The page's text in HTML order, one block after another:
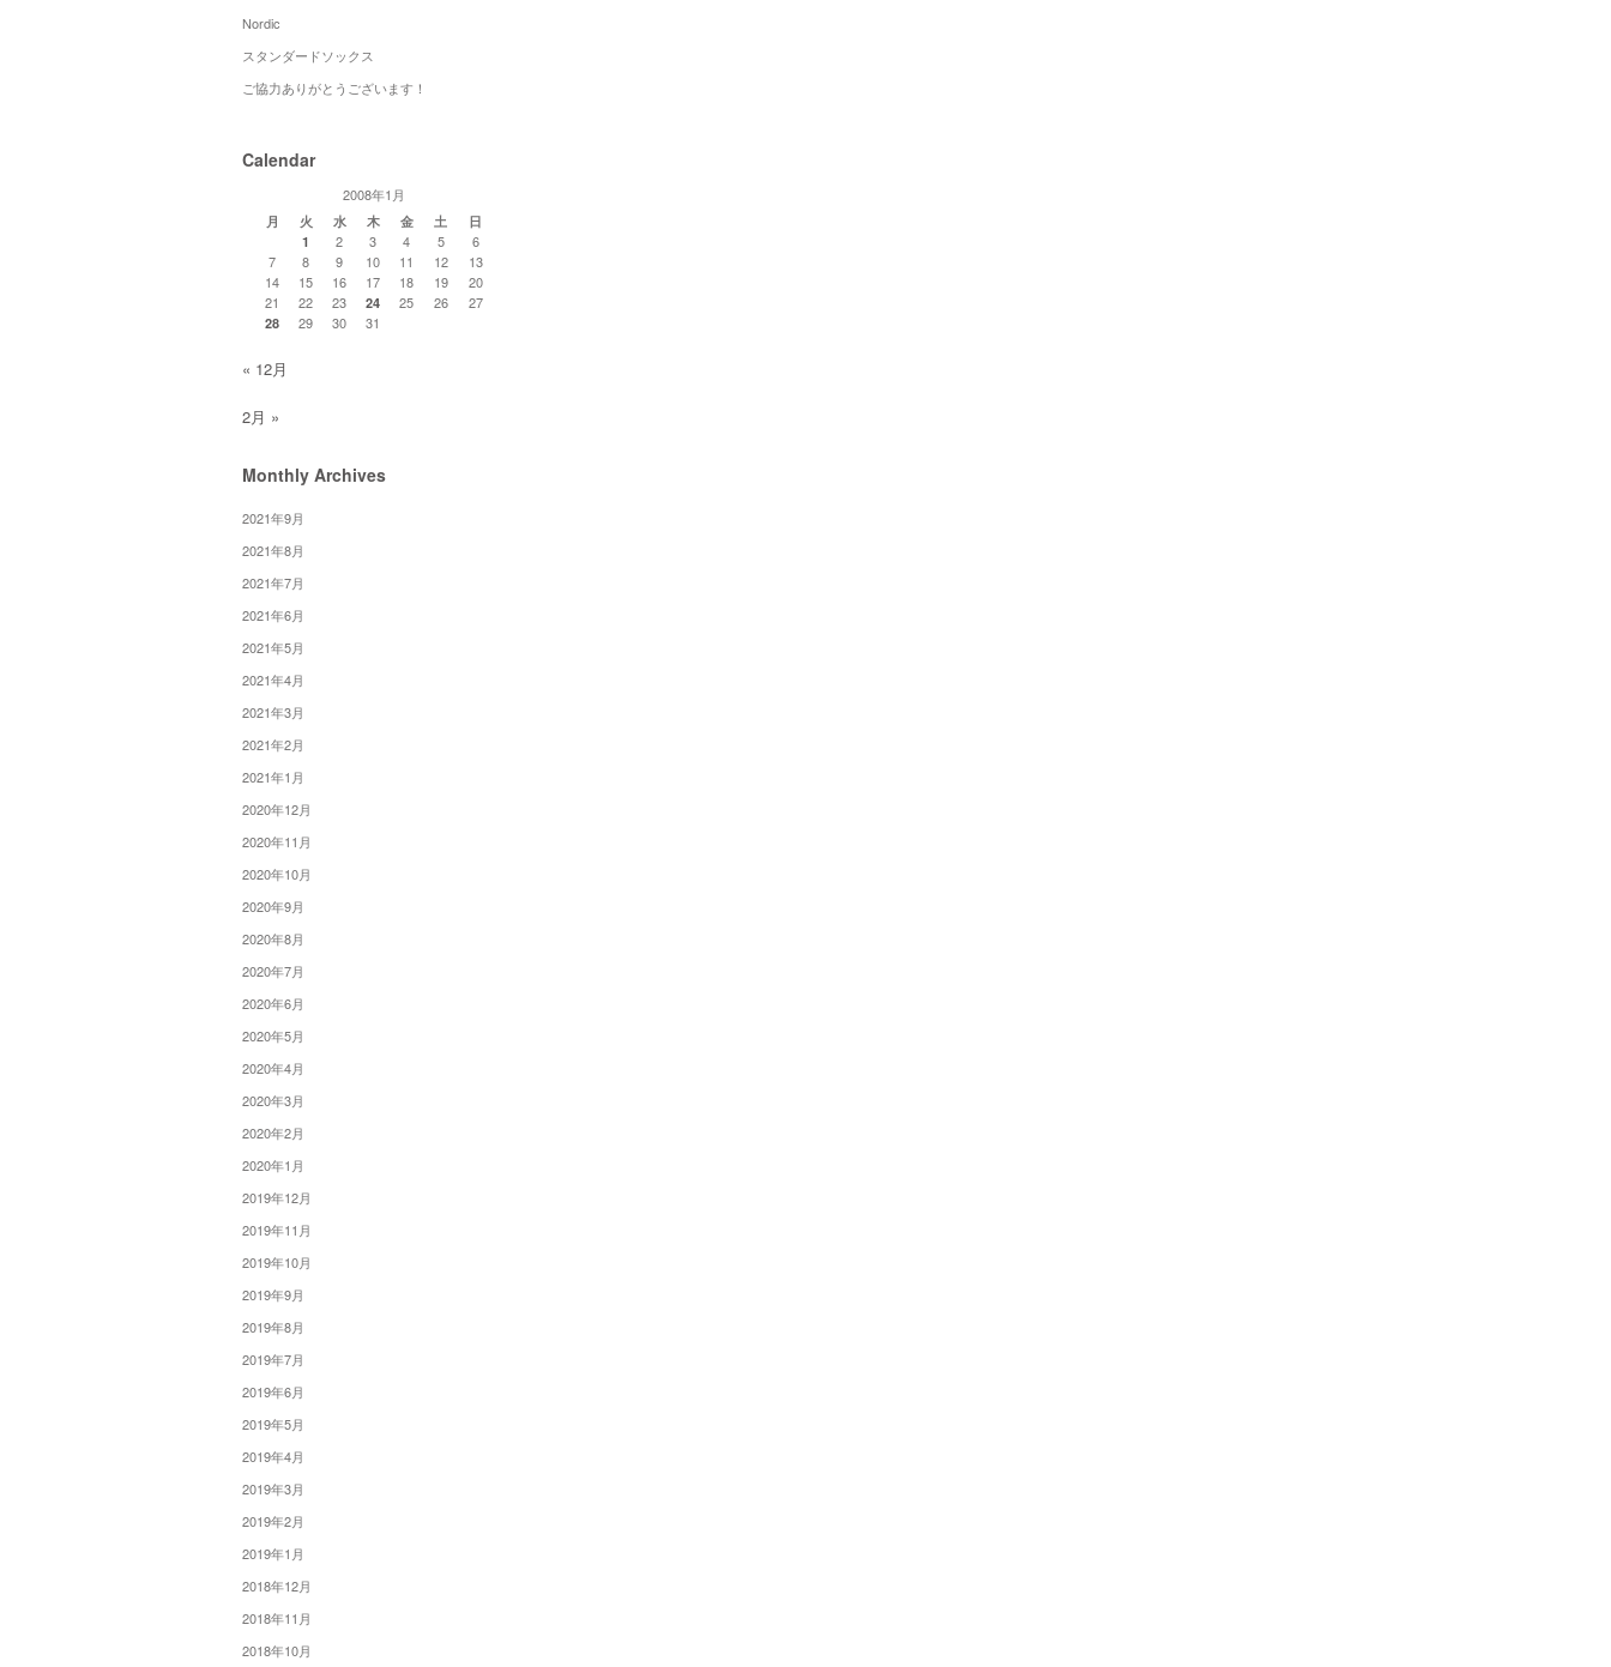
Nordic
スタンダードソックス
ご協力ありがとうございます！
Calendar
2008年1月
月 火 水 木 金 土
日
1
2 3 4 5
6
7
8 9 10 11 12
13
14
15 16 17 18 19
20
21
22 23 24 25 26 27
28 29 30 31
« 12月
2月 »
Monthly Archives
2021年9月
2021年8月
2021年7月
2021年6月
2021年5月
2021年4月
2021年3月
2021年2月
2021年1月
2020年12月
2020年11月
2020年10月
2020年9月
2020年8月
2020年7月
2020年6月
2020年5月
2020年4月
2020年3月
2020年2月
2020年1月
2019年12月
2019年11月
2019年10月
2019年9月
2019年8月
2019年7月
2019年6月
2019年5月
2019年4月
2019年3月
2019年2月
2019年1月
2018年12月
2018年11月
2018年10月